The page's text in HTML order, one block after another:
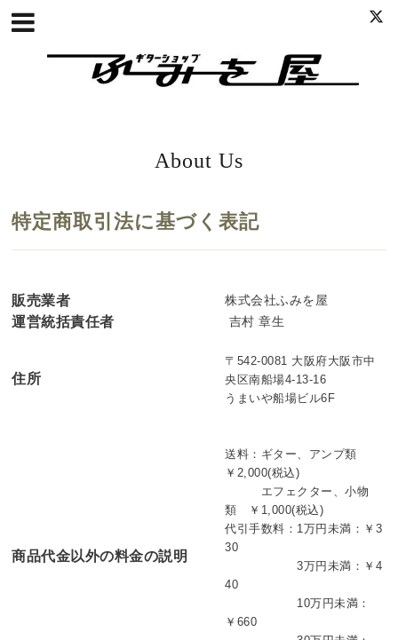
About Us
特定商取引法に基づく表記
販売業者 株式会社ふみを屋
運営統括責任者 吉村 章生
住所
〒542-0081 大阪府大阪市中
央区南船場4-13-16
うまいや船場ビル6F
商品代金以外の料金の説明
送料：ギター、アンプ類
￥2,000(税込)
エフェクター、小物
類 ￥1,000(税込)
代引手数料： 1万円未満：￥3
30
3万円未満：￥4
40
10万円未満：
￥660